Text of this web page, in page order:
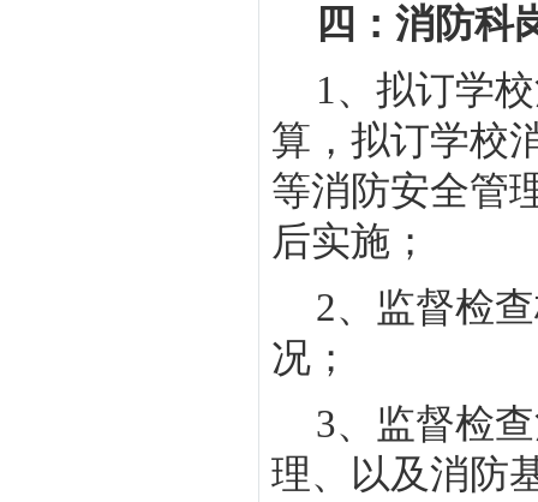
四：消防科
1 、 拟订学
算，拟订学校
等消防安全管
后实施；
2、监督检
况；
3、监督检
理、以及消防